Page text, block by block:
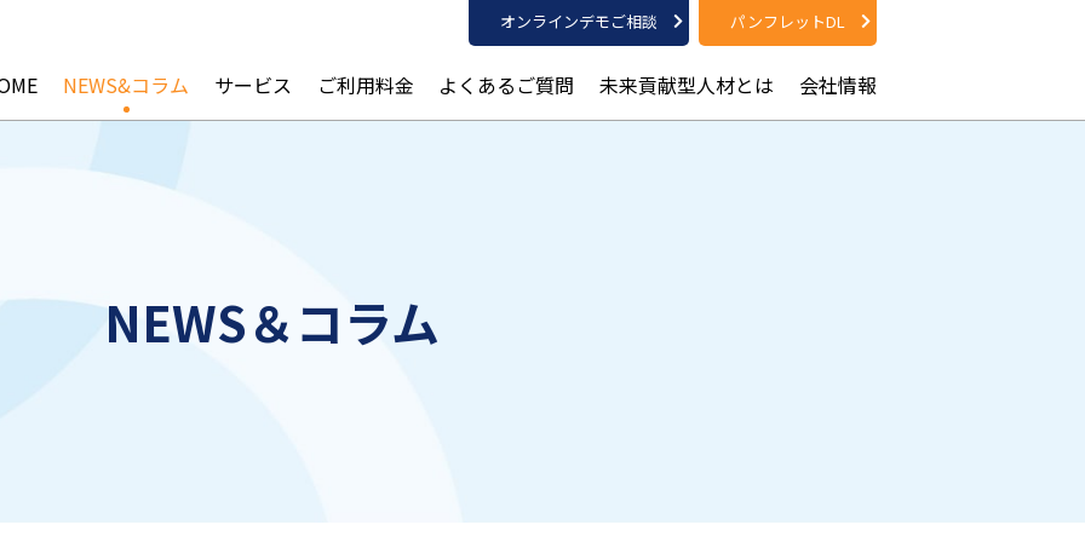
オンラインデモご相談 パンフレットDL
NEWS&コラム サービス ご利用料金 よくあるご質問 未来貢献型人材とは 会社情報
NEWS＆コラム